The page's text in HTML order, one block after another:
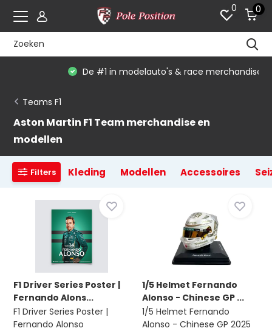
0 0
De #1 in modelauto's & race merchandise
Teams F1
Aston Martin F1 Team merchandise en
modellen
Filters Kleding Modellen Accessoires
F1 Driver Series Poster |
Fernando Alons...
F1 Driver Series Poster |
Fernando Alonso
1/5 Helmet Fernando
Alonso - Chinese GP ...
1/5 Helmet Fernando
Alonso - Chinese GP 2025